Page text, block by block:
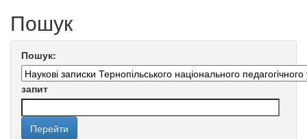
Пошук
Пошук:
запит